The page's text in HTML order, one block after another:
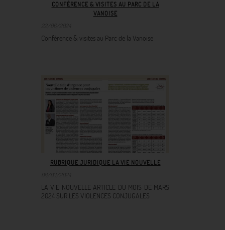
CONFÉRENCE & VISITES AU PARC DE LA
VANOISE
Conférence & visites au Parc de la Vanoise
RUBRIQUE JURIDIQUE LA VIE NOUVELLE
LA VIE NOUVELLE ARTICLE DU MOIS DE MARS
2024 SUR LES VIOLENCES CONJUGALES